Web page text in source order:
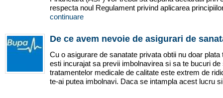
respecta noul Regulament privind aplicarea
continuare
De ce avem nevoie de asigurari de
Cu o asigurare de sanatate privata obtii nu doar
esti incurajat sa previi imbolnavirea si sa te bucuri
tratamentelor medicale de calitate este extrem de
te-ai putea imbolnavi. Daca se intampla acest lucru